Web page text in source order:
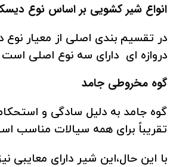
انواع شیر کشویی بر اساس نوع
در تقسیم بندی اصلی از معیار
دروازه ای دارای سه نوع اصلی است
گوه مخروطی جامد
گوه جامد به دلیل سادگی و
تقریباً برای همه سیالات مناسب
با این حال،این شیر دارای معایبی